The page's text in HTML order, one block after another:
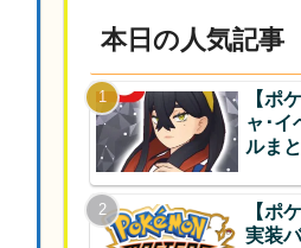
本日の人気記事
【ポ
ャ･イ
ルま
【ポ
実装